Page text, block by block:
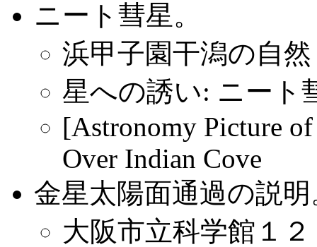
ニート彗星。
浜甲子園干潟の自
星への誘い: ニート
[Astronomy Picture
Over Indian Cove
金星太陽面通過の説
大阪市立科学館１